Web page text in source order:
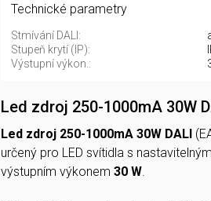
Technické parametry
Stmívání DALI:
Stupeň krytí (IP):
Výstupní výkon.:
Led zdroj 250-1000mA 30W
Led zdroj 250-1000mA 30W DALI
určený pro LED svítidla s
výstupním výkonem 30 W.